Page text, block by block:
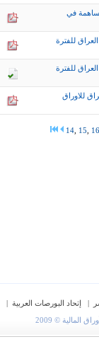
في
للفترة
للفترة
للاوراق
14 15 16
| إتحاد البورصات العربية |
© 2009